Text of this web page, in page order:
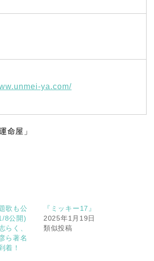
ya.com/
命屋」
歌も公
8公開)
らく、
ら著名
着！
『ミッキー17』
2025年1月19日
類似投稿